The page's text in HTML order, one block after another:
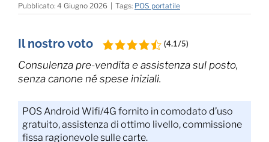
Pubblicato: 4 Giugno 2026 Tags: POS portatile
Il nostro voto (4.1/5)
Consulenza pre-vendita e assistenza sul posto,
senza canone né spese iniziali.
POS Android Wifi/4G fornito in comodato d’uso
gratuito, assistenza di ottimo livello, commissione
fissa ragionevole sulle carte.